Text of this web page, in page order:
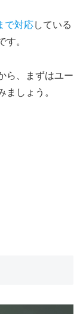
で対応している
す。
ら、まずはユー
ましょう。